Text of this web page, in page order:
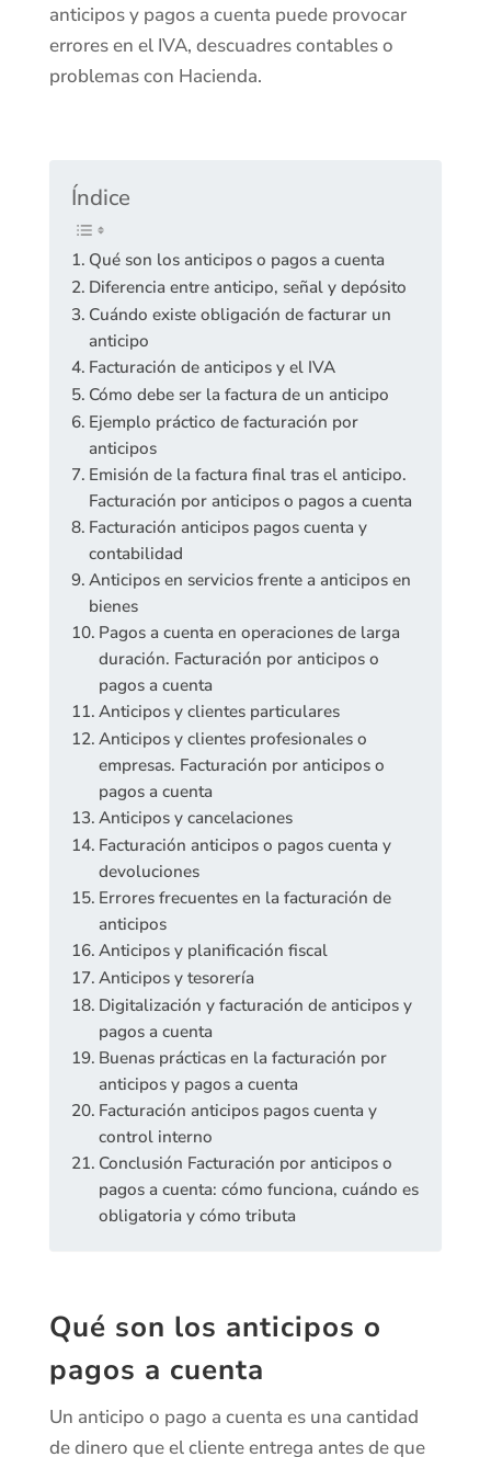
anticipos y pagos a cuenta puede provocar
errores en el IVA, descuadres contables o
problemas con Hacienda.
Índice
Qué son los anticipos o pagos a cuenta
Diferencia entre anticipo, señal y depósito
Cuándo existe obligación de facturar un
anticipo
Facturación de anticipos y el IVA
Cómo debe ser la factura de un anticipo
Ejemplo práctico de facturación por
anticipos
Emisión de la factura final tras el anticipo.
Facturación por anticipos o pagos a cuenta
Facturación anticipos pagos cuenta y
contabilidad
Anticipos en servicios frente a anticipos en
bienes
Pagos a cuenta en operaciones de larga
duración. Facturación por anticipos o
pagos a cuenta
Anticipos y clientes particulares
Anticipos y clientes profesionales o
empresas. Facturación por anticipos o
pagos a cuenta
Anticipos y cancelaciones
Facturación anticipos o pagos cuenta y
devoluciones
Errores frecuentes en la facturación de
anticipos
Anticipos y planificación fiscal
Anticipos y tesorería
Digitalización y facturación de anticipos y
pagos a cuenta
Buenas prácticas en la facturación por
anticipos y pagos a cuenta
Facturación anticipos pagos cuenta y
control interno
Conclusión Facturación por anticipos o
pagos a cuenta: cómo funciona, cuándo es
obligatoria y cómo tributa
Qué son los anticipos o
pagos a cuenta
Un anticipo o pago a cuenta es una cantidad
de dinero que el cliente entrega antes de que